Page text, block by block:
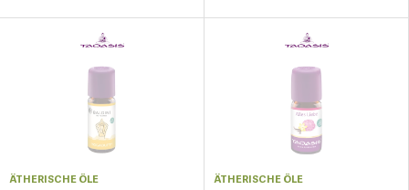
ÄTHERISCHE ÖLE ÄTHERISCHE ÖLE